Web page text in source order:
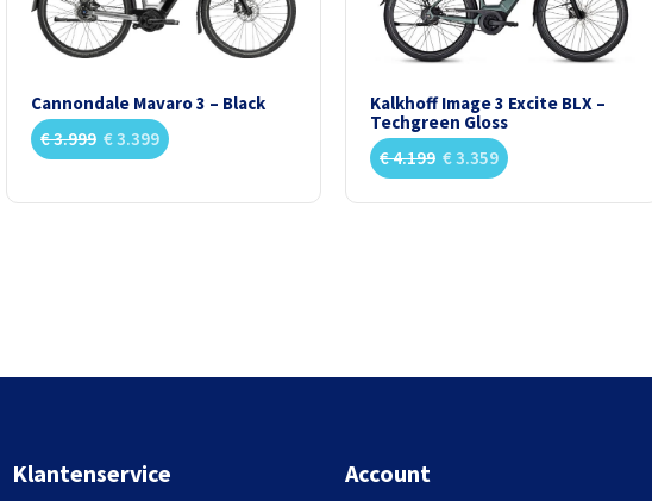
Cannondale Mavaro 3 – Black
€3.999 €3.399
Kalkhoff Image 3 Excite BLX –
Techgreen Gloss
€4.199 €3.359
Klantenservice Account